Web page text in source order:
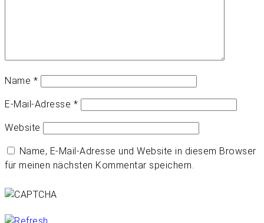
Name *
E-Mail-Adresse *
Website
Name, E-Mail-Adresse und Website in diesem Browser
für meinen nächsten Kommentar speichern.